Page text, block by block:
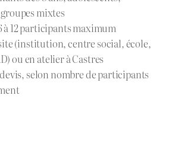
mixtes
à 12 participants maximum
(institution, centre social, école,
ou en atelier à Castres
selon nombre de participants